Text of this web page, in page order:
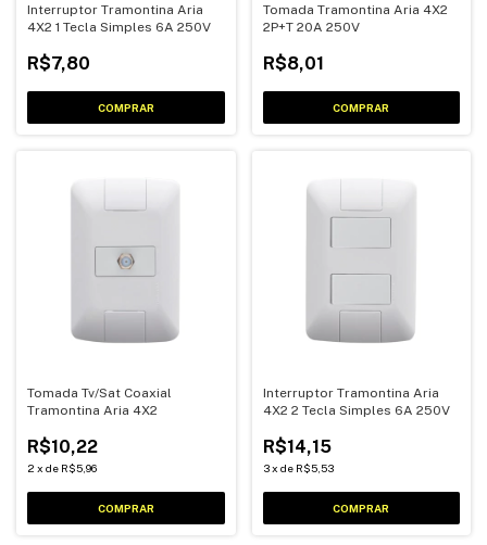
Interruptor Tramontina Aria
4X2 1 Tecla Simples 6A 250V
R$7,80
Tomada Tramontina Aria 4X2
2P+T 20A 250V
R$8,01
Tomada Tv/Sat Coaxial
Tramontina Aria 4X2
R$10,22
2 x de R$5,96
Interruptor Tramontina Aria
4X2 2 Tecla Simples 6A 250V
R$14,15
3 x de R$5,53